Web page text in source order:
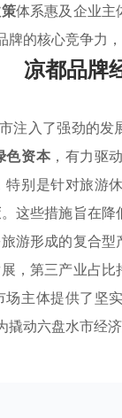
体系惠及企业主
牌的核心竞争力
凉都品牌
注入了强劲的
色资本 ，有力驱
特别是针对旅游
。这些措施旨在
游形成的复合
，第三产业占
主体提供了坚
撬动六盘水市经